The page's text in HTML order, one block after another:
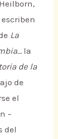
La
la
de la
de
el
–
del